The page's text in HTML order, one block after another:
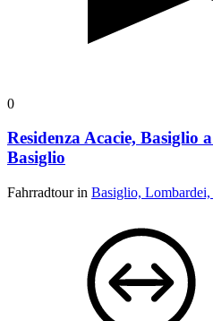
0
Residenza Acacie, Basiglio
Basiglio
Fahrradtour in Basiglio, Lombardei,